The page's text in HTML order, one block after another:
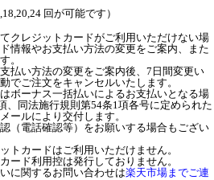
回が可能です）
クレジットカードがご利用いただけない場
情報やお支払い方法の変更をご案内、また
。
払い方法の変更をご案内後、7日間変更い
でご注文をキャンセルいたします。
ボーナス一括払いによるお支払いとなる場
、同法施行規則第54条1項各号に定められた
ールにより交付します。
（電話確認等）をお願いする場合もござい
トカードはご利用いただけません。
ード利用控は発行しておりません。
に関するお問い合わせは楽天市場までご連